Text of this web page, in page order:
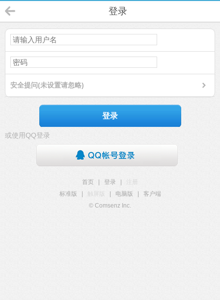
登录
安全提问(未设置请忽略)
登录
或使用QQ登录
首页 登录
注册
标准版
触屏版 电脑版
客户端
© Comsenz Inc.